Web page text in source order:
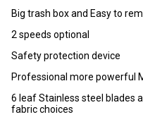
Big trash box and Easy to
2 speeds optional
Safety protection device
Professional more powerful
6 leaf Stainless steel blades
fabric choices